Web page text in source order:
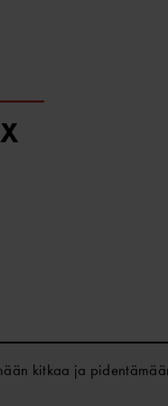
kitkaa ja